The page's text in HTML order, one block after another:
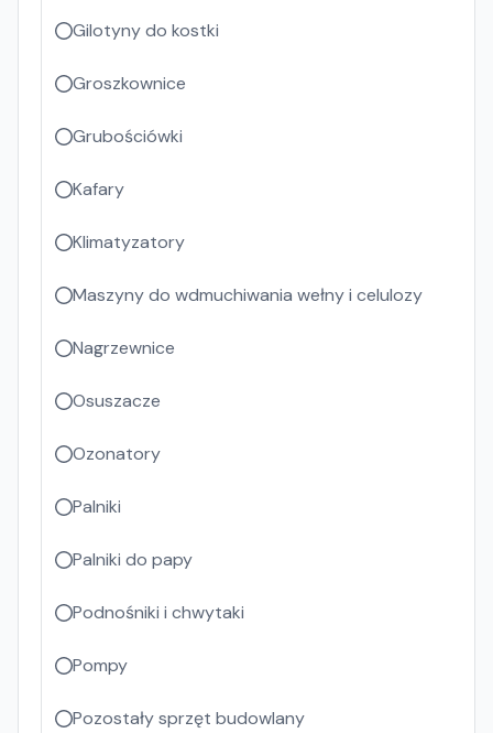
Gilotyny do kostki
Groszkownice
Grubościówki
Kafary
Klimatyzatory
Maszyny do wdmuchiwania wełny i celulozy
Nagrzewnice
Osuszacze
Ozonatory
Palniki
Palniki do papy
Podnośniki i chwytaki
Pompy
Pozostały sprzęt budowlany